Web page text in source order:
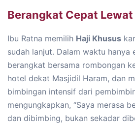
Berangkat Cepat
Ibu Ratna memilih Haji Khusus
sudah lanjut. Dalam waktu hanya
berangkat bersama rombongan
hotel dekat Masjidil Haram, dan
bimbingan intensif dari
mengungkapkan, “Saya merasa
dan dibimbing, bukan sekadar